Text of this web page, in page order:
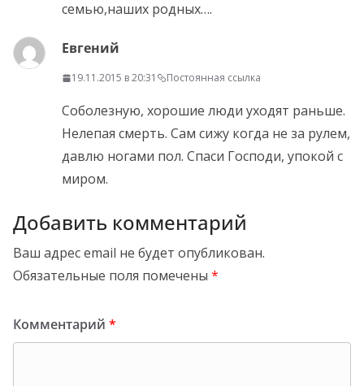
семью,наших родных….
Евгений
19.11.2015 в 20:31 Постоянная ссылка
Соболезную, хорошие люди уходят раньше.
Нелепая смерть. Сам сижу когда не за рулем,
давлю ногами пол. Спаси Господи, упокой с
миром.
Добавить комментарий
Ваш адрес email не будет опубликован.
Обязательные поля помечены *
Комментарий *